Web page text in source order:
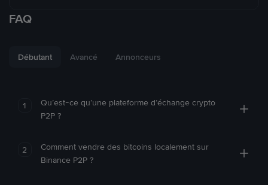
FAQ
Débutant Avancé Annonceurs
1
Qu’est-ce qu’une plateforme d’échange crypto
P2P ?
2
Comment vendre des bitcoins localement sur
Binance P2P ?